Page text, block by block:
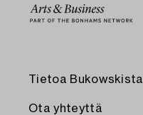
Tietoa Bukowskista
Ota yhteyttä